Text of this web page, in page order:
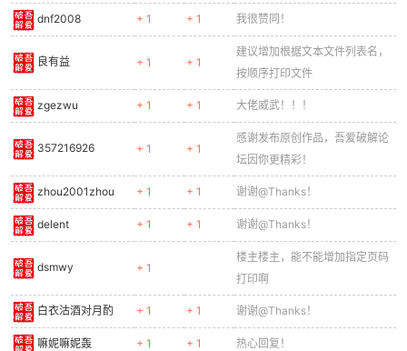
dnf2008 + 1 + 1 我很赞同！
良有益 + 1 + 1
建议增加根据文本文件列表名，
按顺序打印文件
zgezwu + 1 + 1 大佬威武！！！
357216926 + 1 + 1
感谢发布原创作品，吾爱破解论
坛因你更精彩！
zhou2001zhou + 1 + 1 谢谢@Thanks！
delent + 1 + 1 谢谢@Thanks！
dsmwy + 1
楼主楼主，能不能增加指定页码
打印啊
白衣沽酒对月酌 + 1 + 1 谢谢@Thanks！
嘛妮嘛妮轰 + 1 + 1 热心回复！